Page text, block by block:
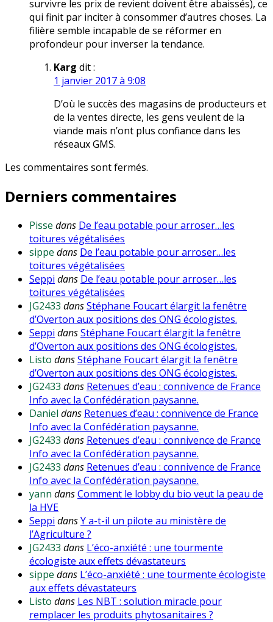
survivre les prix de revient doivent être abaissés), ce
qui finit par inciter à consommer d’autres choses. La
filière semble incapable de se réformer en
profondeur pour inverser la tendance.
Karg dit :
1 janvier 2017 à 9:08
D’où le succès des magasins de producteurs et
de la ventes directe, les gens veulent de la
viande mais n’ont plus confiance dans les
réseaux GMS.
Les commentaires sont fermés.
Derniers commentaires
Pisse dans De l’eau potable pour arroser…les
toitures végétalisées
sippe dans De l’eau potable pour arroser…les
toitures végétalisées
Seppi dans De l’eau potable pour arroser…les
toitures végétalisées
JG2433 dansStéphane Foucart élargit la fenêtre
d’Overton aux positions des ONG écologistes.
Seppi dansStéphane Foucart élargit la fenêtre
d’Overton aux positions des ONG écologistes.
Listo dansStéphane Foucart élargit la fenêtre
d’Overton aux positions des ONG écologistes.
JG2433 dans Retenues d’eau : connivence de France
Info avec la Confédération paysanne.
Daniel dans Retenues d’eau : connivence de France
Info avec la Confédération paysanne.
JG2433 dans Retenues d’eau : connivence de France
Info avec la Confédération paysanne.
JG2433 dans Retenues d’eau : connivence de France
Info avec la Confédération paysanne.
yann dansComment le lobby du bio veut la peau de
la HVE
Seppi dansY a-t-il un pilote au ministère de
l’Agriculture ?
JG2433 dans L’éco-anxiété : une tourmente
écologiste aux effets dévastateurs
sippe dans L’éco-anxiété : une tourmente écologiste
aux effets dévastateurs
Listo dans Les NBT : solution miracle pour
remplacer les produits phytosanitaires ?